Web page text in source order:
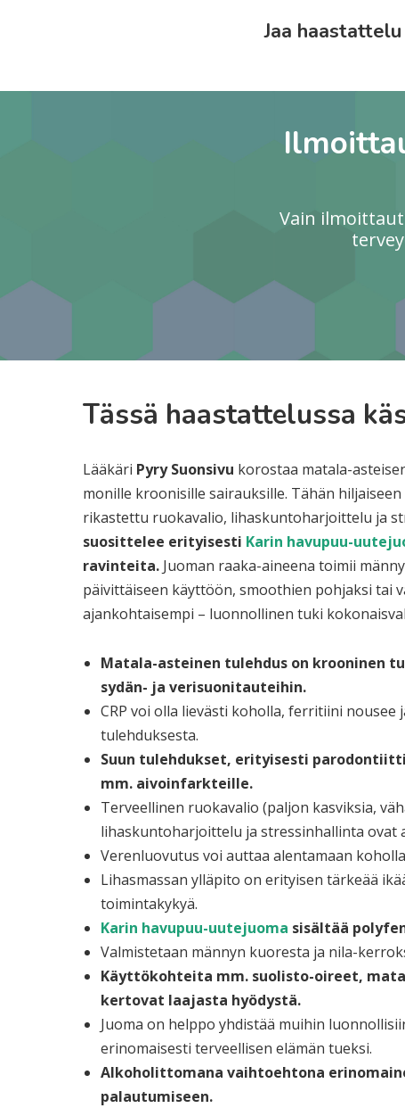
Jaa
Vain
Tässä haastattelussa
Lääkäri Pyry Suonsivu korostaa matala-
monille kroonisille sairauksille. Tähän
rikastettu ruokavalio, lihaskuntoharjoittelu ja
suosittelee erityisesti Karin havupuu-
ravinteita. Juoman raaka-aineena toimii
päivittäiseen käyttöön, smoothien pohjaksi tai
ajankohtaisempi – luonnollinen tuki
Matala-asteinen tulehdus on krooninen
sydän- ja verisuonitauteihin.
CRP voi olla lievästi koholla, ferritiini
tulehduksesta.
Suun tulehdukset, erityisesti
mm. aivoinfarkteille.
Terveellinen ruokavalio (paljon kasviksia,
lihaskuntoharjoittelu ja stressinhallinta ovat
Verenluovutus voi auttaa alentamaan
Lihasmassan ylläpito on erityisen tärkeää
toimintakykyä.
Karin havupuu-uutejuoma sisältää
Valmistetaan männyn kuoresta ja nila-
Käyttökohteita mm. suolisto-oireet,
kertovat laajasta hyödystä.
Juoma on helppo yhdistää muihin
erinomaisesti terveellisen elämän tueksi.
Alkoholittomana vaihtoehtona
palautumiseen.